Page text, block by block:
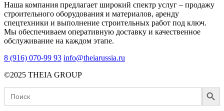
Наша компания предлагает широкий спектр услуг – продажу
строительного оборудования и материалов, аренду
спецтехники и выполнение строительных работ под ключ.
Мы обеспечиваем оперативную доставку и качественное
обслуживание на каждом этапе.
8 (916) 070-99 93 info@theiarussia.ru
©2025 THEIA GROUP
Search
for:
Search Button